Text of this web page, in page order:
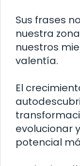
Sus frases
nuestra
nuestros
valentía.
El
evolucionar
potencial